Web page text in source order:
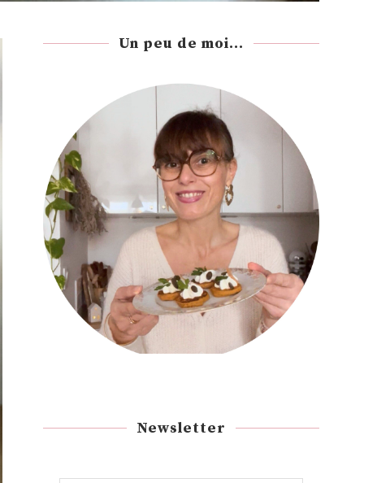
Un peu de moi...
Newsletter